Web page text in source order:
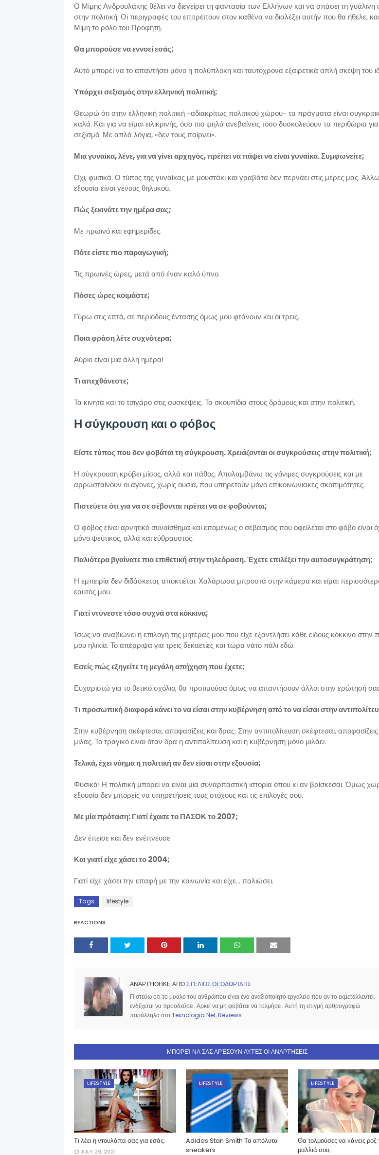
Ο Μίμης Ανδρουλάκης θέλει να διεγείρει τη φαντασία των Ελλήνων και να σπάσει τη
στην πολιτική. Οι περιγραφές του επιτρέπουν στον καθένα να διαλέξει αυτήν που θα ήθελε,
Μίμη το ρόλο του Προφήτη.
Θα μπορούσε να εννοεί εσάς;
Αυτό μπορεί να το απαντήσει μόνο η πολύπλοκη και ταυτόχρονα εξαιρετικά απλή σκέψη του
Υπάρχει σεξισμός στην ελληνική πολιτική;
Θεωρώ ότι στην ελληνική πολιτική -αδιακρίτως πολιτικού χώρου- τα πράγματα είναι
καλά. Και για να είμαι ειλικρινής, όσο πιο ψηλά ανεβαίνεις τόσο δυσκολεύουν τα περιθώρια για
σεξισμό. Με απλά λόγια, «δεν τους παίρνει».
Μια γυναίκα, λένε, για να γίνει αρχηγός, πρέπει να πάψει να είναι γυναίκα. Συμφωνείτε;
Όχι, φυσικά. Ο τύπος της γυναίκας με μουστάκι και γραβάτα δεν περνάει στις μέρες μας.
εξουσία είναι γένους θηλυκού.
Πώς ξεκινάτε την ημέρα σας;
Με πρωινό και εφημερίδες.
Πότε είστε πιο παραγωγική;
Τις πρωινές ώρες, μετά από έναν καλό ύπνο.
Πόσες ώρες κοιμάστε;
Γύρω στις επτά, σε περιόδους έντασης όμως μου φτάνουν και οι τρεις.
Ποια φράση λέτε συχνότερα;
Αύριο είναι μια άλλη ημέρα!
Τι απεχθάνεστε;
Τα κινητά και το τσιγάρο στις συσκέψεις. Τα σκουπίδια στους δρόμους και στην πολιτική.
Η σύγκρουση και ο φόβος
Είστε τύπος που δεν φοβάται τη σύγκρουση. Χρειάζονται οι συγκρούσεις στην πολιτική;
Η σύγκρουση κρύβει μίσος, αλλά και πάθος. Απολαμβάνω τις γόνιμες συγκρούσεις και με
αρρωσταίνουν οι άγονες, χωρίς ουσία, που υπηρετούν μόνο επικοινωνιακές σκοπιμότητες.
Πιστεύετε ότι για να σε σέβονται πρέπει να σε φοβούνται;
Ο φόβος είναι αρνητικό συναίσθημα και επομένως ο σεβασμός που οφείλεται στο φόβο είναι
μόνο ψεύτικος, αλλά και εύθραυστος.
Παλιότερα βγαίνατε πιο επιθετική στην τηλεόραση. Έχετε επιλέξει την αυτοσυγκράτηση;
Η εμπειρία δεν διδάσκεται, αποκτιέται. Χαλάρωσα μπροστά στην κάμερα και είμαι
εαυτός μου.
Γιατί ντύνεστε τόσο συχνά στα κόκκινα;
Ίσως να αναβιώνει η επιλογή της μητέρας μου που είχε εξαντλήσει κάθε είδους κόκκινο στην
μου ηλικία. Το απέρριψα για τρεις δεκαετίες και τώρα νάτο πάλι εδώ.
Εσείς πώς εξηγείτε τη μεγάλη απήχηση που έχετε;
Ευχαριστώ για το θετικό σχόλιο, θα προτιμούσα όμως να απαντήσουν άλλοι στην ερώτησή
Τι προσωπική διαφορά κάνει το να είσαι στην κυβέρνηση από το να είσαι στην
Στην κυβέρνηση σκέφτεσαι, αποφασίζεις και δρας. Στην αντιπολίτευση σκέφτεσαι, αποφασίζεις
μιλάς. Το τραγικό είναι όταν δρα η αντιπολίτευση και η κυβέρνηση μόνο μιλάει.
Τελικά, έχει νόημα η πολιτική αν δεν είσαι στην εξουσία;
Φυσικά! Η πολιτική μπορεί να είναι μια συναρπαστική ιστορία όπου κι αν βρίσκεσαι. Όμως
εξουσία δεν μπορείς να υπηρετήσεις τους στόχους και τις επιλογές σου.
Με μία πρόταση: Γιατί έχασε το ΠΑΣΟΚ το 2007;
Δεν έπεισε και δεν ενέπνευσε.
Και γιατί είχε χάσει το 2004;
Γιατί είχε χάσει την επαφή με την κοινωνία και είχε... παλιώσει.
Tags lifestyle
REACTIONS
ΑΝΑΡΤΉΘΗΚΕ ΑΠΌΣΤΈΛΙΟΣ ΘΕΟΔΩΡΊΔΗΣ
Πιστεύω ότι το μυαλό του ανθρώπου είναι ένα αναξιοποίητο εργαλείο που αν το εκμεταλλευτεί,
ενδέχεται να προοδεύσει. Αρκεί να μη φοβάται να τολμήσει. Αυτή τη στιγμή αρθρογραφώ
παράλληλα στο Texnologia.Net,Reviews
ΜΠΟΡΕΊ ΝΑ ΣΑΣ ΑΡΈΣΟΥΝ ΑΥΤΈΣ ΟΙ ΑΝΑΡΤΉΣΕΙΣ
LIFESTYLE
Τι λέει η ντουλάπα σας για εσάς;
JULY 29, 2021
LIFESTYLE
Adidas Stan Smith Τα απόλυτα
sneakers
LIFESTYLE
Θα τολμούσες να κάνεις ροζ
μαλλιά σου;